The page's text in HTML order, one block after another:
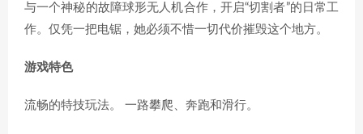
与一个神秘的故障球形无人机合作，开启“切割者”的日常工
作。仅凭一把电锯，她必须不惜一切代价摧毁这个地方。
游戏特色
流畅的特技玩法。 一路攀爬、奔跑和滑行。